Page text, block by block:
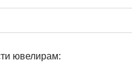
ювелирам: